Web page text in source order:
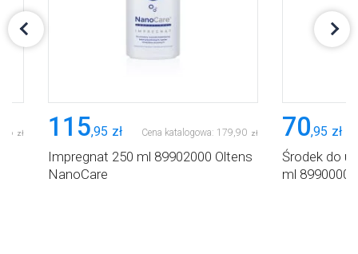
26 zł 115,95 zł Cena katalogowa: 179,90 zł
Impregnat 250 ml 89902000 Oltens
NanoCare
70,95 zł
Środek do
ml